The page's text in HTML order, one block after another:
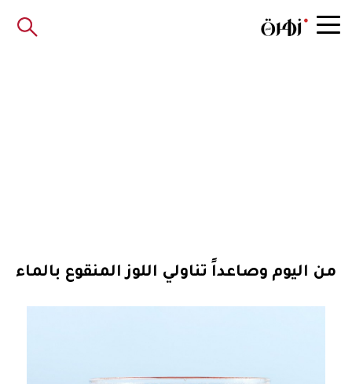
من اليوم وصاعداً تناولي اللوز المنقوع بالماء